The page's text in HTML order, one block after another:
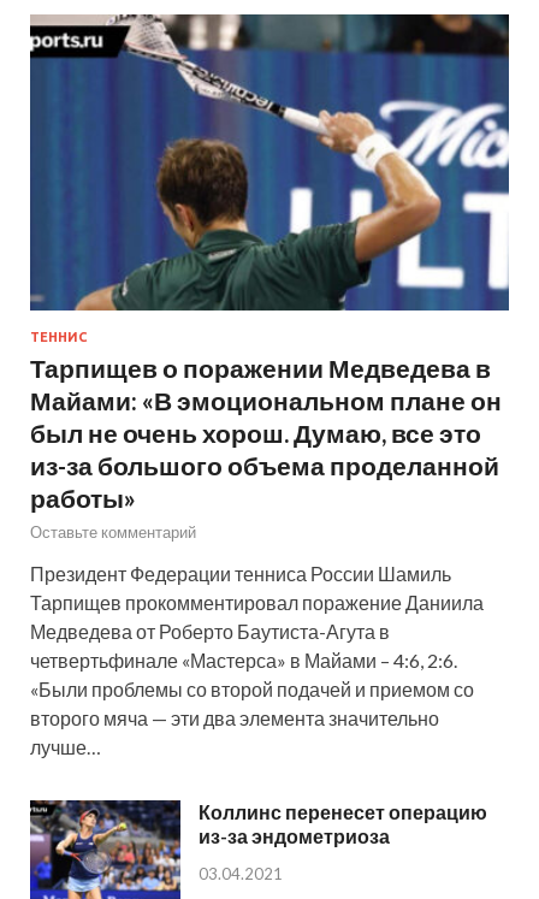
ТЕННИС
Тарпищев о поражении Медведева в
Майами: «В эмоциональном плане он
был не очень хорош. Думаю, все это
из-за большого объема проделанной
работы»
Оставьте комментарий
Президент Федерации тенниса России Шамиль
Тарпищев прокомментировал поражение Даниила
Медведева от Роберто Баутиста-Агута в
четвертьфинале «Мастерса» в Майами – 4:6, 2:6.
«Были проблемы со второй подачей и приемом со
второго мяча — эти два элемента значительно
лучше…
Коллинс перенесет операцию
из-за эндометриоза
03.04.2021